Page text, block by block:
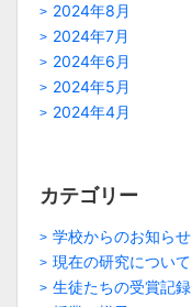
2024年8月
2024年7月
2024年6月
2024年5月
2024年4月
カテゴリー
学校からのお知らせ
現在の研究について
生徒たちの受賞記録